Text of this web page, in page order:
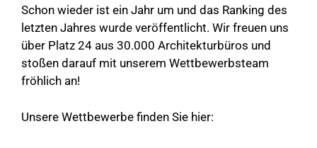
Schon wieder ist ein Jahr um und das Ranking des
letzten Jahres wurde veröffentlicht. Wir freuen uns
über Platz 24 aus 30.000 Architekturbüros und
stoßen darauf mit unserem Wettbewerbsteam
fröhlich an!
Unsere Wettbewerbe finden Sie hier: